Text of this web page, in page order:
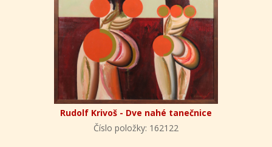
Rudolf Krivoš - Dve nahé tanečnice
Číslo položky: 162122